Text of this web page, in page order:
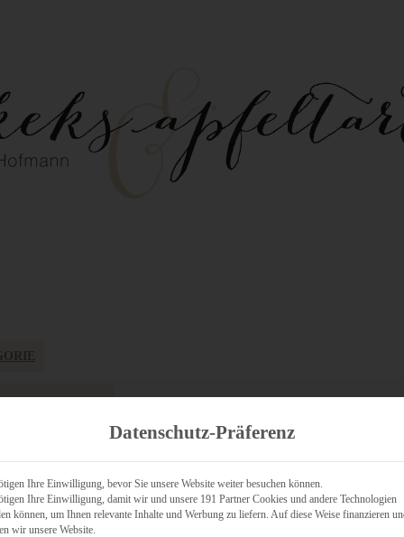
KÄSEKUCHEN
Datenschutz-Präferenz
Ihre Einwilligung, bevor Sie unsere Website weiter besuchen können.
Ihre Einwilligung, damit wir und unsere 191 Partner Cookies und andere Technologien
können, um Ihnen relevante Inhalte und Werbung zu liefern. Auf diese Weise finanzieren
wir unsere Website.